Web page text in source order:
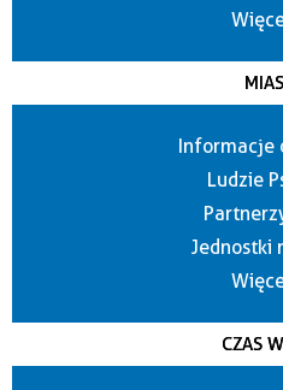
Informacje
Ludzie
Jednostki
CZAS